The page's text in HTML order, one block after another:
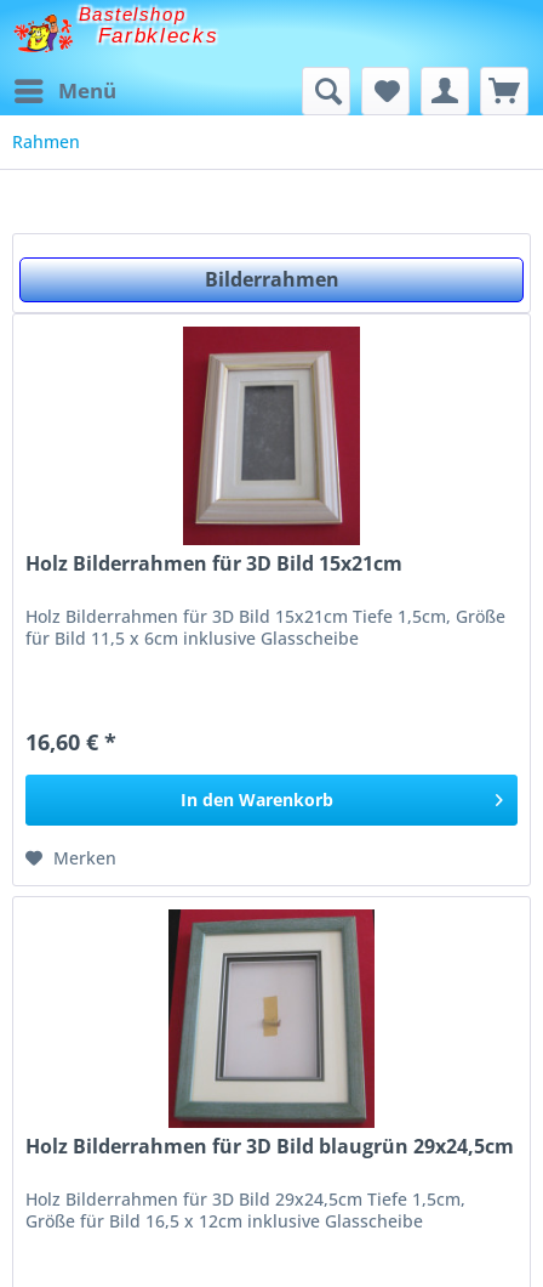
Bastelshop
Farbklecks
Menü
Rahmen
Bilderrahmen
Holz Bilderrahmen für 3D Bild 15x21cm
Holz Bilderrahmen für 3D Bild 15x21cm Tiefe 1,5cm, Größe
für Bild 11,5 x 6cm inklusive Glasscheibe
16,60 € *
In den Warenkorb
Merken
Holz Bilderrahmen für 3D Bild blaugrün 29x24,5cm
Holz Bilderrahmen für 3D Bild 29x24,5cm Tiefe 1,5cm,
Größe für Bild 16,5 x 12cm inklusive Glasscheibe